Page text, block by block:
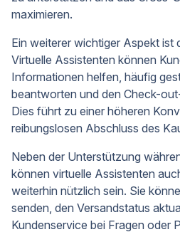
maximieren.
Ein weiterer wichtiger Aspekt ist
Virtuelle Assistenten können
Informationen helfen, häufig
beantworten und den Check-
Dies führt zu einer höheren
reibungslosen Abschluss des
Neben der Unterstützung
können virtuelle Assistenten
weiterhin nützlich sein. Sie
senden, den Versandstatus
Kundenservice bei Fragen oder